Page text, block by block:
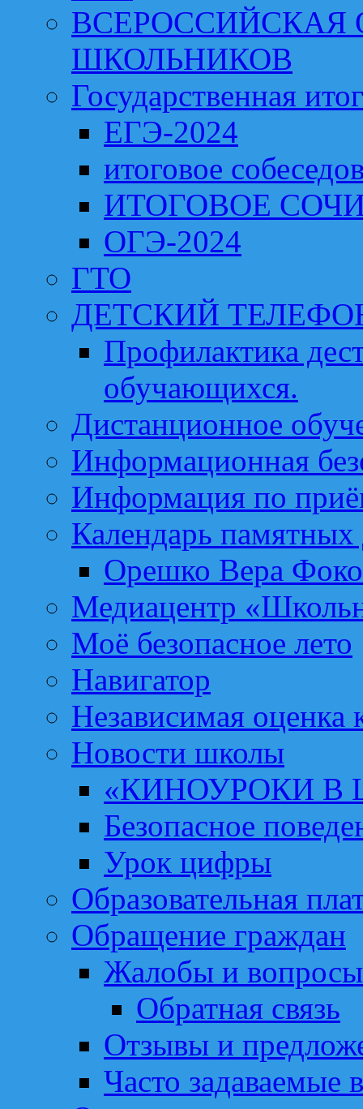
ШКОЛЬНИКОВ
Государственная
ЕГЭ-2024
итоговое
ИТОГОВОЕ
ОГЭ-2024
ГТО
ДЕТСКИЙ
Профилактика
обучающихся.
Дистанционное
Информационная
Информация по
Календарь памятных
Орешко Вера
Медиацентр
Моё безопасное лето
Навигатор
Независимая оценка
Новости школы
«КИНОУРОКИ В
Безопасное
Урок цифры
Образовательная
Обращение граждан
Жалобы и вопросы
Обратная связь
Отзывы и
Часто задаваемые